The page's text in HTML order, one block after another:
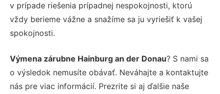
v prípade riešenia prípadnej nespokojnosti, ktorú
vždy berieme vážne a snažíme sa ju vyriešiť k vašej
spokojnosti.
Výmena zárubne Hainburg an der Donau? S nami sa
o výsledok nemusíte obávať. Neváhajte a kontaktujte
nás pre viac informácií. Prezrite si aj ďalšie naše